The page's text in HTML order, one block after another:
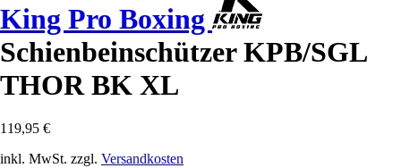
King Pro Boxing
Schienbeinschützer KPB/SGL
THOR BK XL
119,95 €
inkl. MwSt. zzgl. Versandkosten